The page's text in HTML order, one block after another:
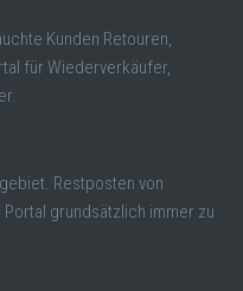
Kunden Retouren,
für Wiederverkäufer,
Restposten von
grundsätzlich immer zu